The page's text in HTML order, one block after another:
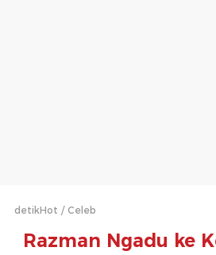
detikHot Celeb
Razman Ngadu ke